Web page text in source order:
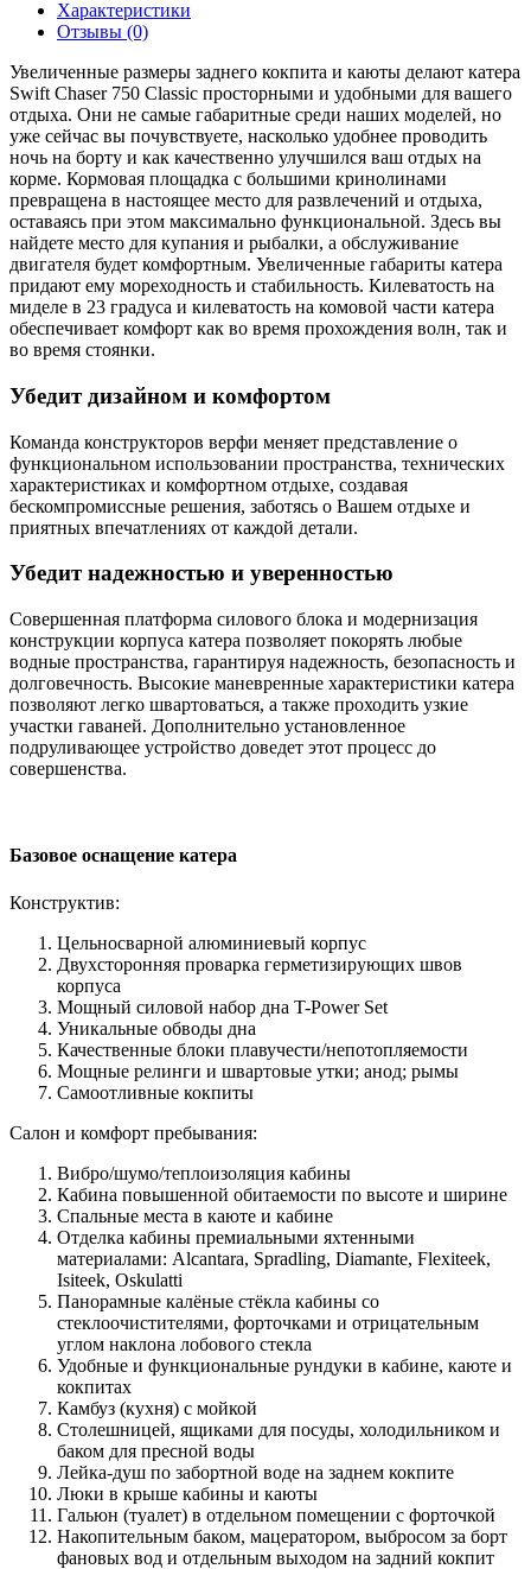
Характеристики
Отзывы (0)
Увеличенные размеры заднего кокпита и каюты делают катера
Swift Chaser 750 Classic просторными и удобными для вашего
отдыха. Они не самые габаритные среди наших моделей, но
уже сейчас вы почувствуете, насколько удобнее проводить
ночь на борту и как качественно улучшился ваш отдых на
корме. Кормовая площадка с большими кринолинами
превращена в настоящее место для развлечений и отдыха,
оставаясь при этом максимально функциональной. Здесь вы
найдете место для купания и рыбалки, а обслуживание
двигателя будет комфортным. Увеличенные габариты катера
придают ему мореходность и стабильность. Килеватость на
миделе в 23 градуса и килеватость на комовой части катера
обеспечивает комфорт как во время прохождения волн, так и
во время стоянки.
Убедит дизайном и комфортом
Команда конструкторов верфи меняет представление о
функциональном использовании пространства, технических
характеристиках и комфортном отдыхе, создавая
бескомпромиссные решения, заботясь о Вашем отдыхе и
приятных впечатлениях от каждой детали.
Убедит надежностью и уверенностью
Совершенная платформа силового блока и модернизация
конструкции корпуса катера позволяет покорять любые
водные пространства, гарантируя надежность, безопасность и
долговечность. Высокие маневренные характеристики катера
позволяют легко швартоваться, а также проходить узкие
участки гаваней. Дополнительно установленное
подруливающее устройство доведет этот процесс до
совершенства.
Базовое оснащение катера
Конструктив:
Цельносварной алюминиевый корпус
Двухсторонняя проварка герметизирующих швов
корпуса
Мощный силовой набор дна T-Power Set
Уникальные обводы дна
Качественные блоки плавучести/непотопляемости
Мощные релинги и швартовые утки; анод; рымы
Самоотливные кокпиты
Салон и комфорт пребывания:
Вибро/шумо/теплоизоляция кабины
Кабина повышенной обитаемости по высоте и ширине
Спальные места в каюте и кабине
Отделка кабины премиальными яхтенными
материалами: Аlcantara, Spradling, Diamante, Flexiteek,
Isiteek, Оskulatti
Панорамные калёные стёкла кабины со
стеклоочистителями, форточками и отрицательным
углом наклона лобового стекла
Удобные и функциональные рундуки в кабине, каюте и
кокпитах
Камбуз (кухня) с мойкой
Столешницей, ящиками для посуды, холодильником и
баком для пресной воды
Лейка-душ по забортной воде на заднем кокпите
Люки в крыше кабины и каюты
Гальюн (туалет) в отдельном помещении с форточкой
Накопительным баком, мацератором, выбросом за борт
фановых вод и отдельным выходом на задний кокпит